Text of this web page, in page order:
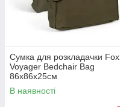
Сумка для розкладачки Fox
Voyager Bedchair Bag
86x86x25см
В наявності